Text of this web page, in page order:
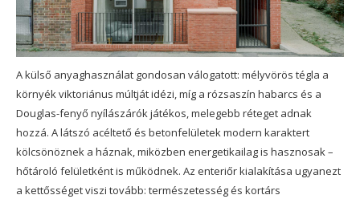
A külső anyaghasználat gondosan válogatott: mélyvörös tégla a
környék viktoriánus múltját idézi, míg a rózsaszín habarcs és a
Douglas-fenyő nyílászárók játékos, melegebb réteget adnak
hozzá. A látszó acéltető és betonfelületek modern karaktert
kölcsönöznek a háznak, miközben energetikailag is hasznosak –
hőtároló felületként is működnek. Az enteriőr kialakítása ugyanezt
a kettősséget viszi tovább: természetesség és kortárs